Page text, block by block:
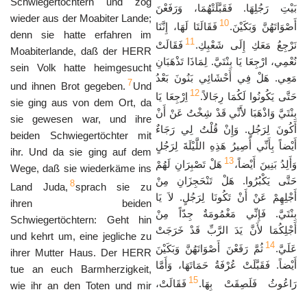
wieder aus der Moabiter Lande;
denn sie hatte erfahren im
Moabiterlande, daß der HERR
sein Volk hatte heimgesucht
und ihnen Brot gegeben. 7Und
sie ging aus von dem Ort, da
sie gewesen war, und ihre
beiden Schwiegertöchter mit
ihr. Und da sie ging auf dem
Wege, daß sie wiederkäme ins
Land Juda, 8sprach sie zu
ihren beiden
Schwiegertöchtern: Geht hin
und kehrt um, eine jegliche zu
ihrer Mutter Haus. Der HERR
tue an euch Barmherzigkeit,
wie ihr an den Toten und mir
بَيْتِ رَجُلِهَا. فَقَبَّلَتْهُمَا، وَرَفَعْنَ
أَصْوَاتَهُنَّ وَبَكَيْنَ.10 فَقَالَتَا لَهَا، إِنَّنَا
نَرْجِعُ مَعَكِ إِلَى شَعْبِكِ.11 فَقَالَتْ
نُعْمِي، ارْجِعَا يَا بِنْتَيَّ. لِمَاذَا تَذْهَبَانِ
مَعِي. هَلْ فِي أَحْشَائِي بَنُونَ بَعْدُ
حَتَّى يَكُونُوا لَكُمَا رِجَالاً.12 اِرْجِعَا يَا
بِنْتَيَّ وَاذْهَبَا لأَنِّي قَدْ شِخْتُ عَنْ أَنْ
أَكُونَ لِرَجُلٍ. وَإِنْ قُلْتُ لِي رَجَاءٌ
أَيْضاً بِأَنِّي أَصِيرُ هَذِهِ اللَّيْلَةَ لِرَجُلٍ
وَأَلِدُ بَنِينَ أَيْضاً،13 هَلْ تَصْبِرَانِ لَهُمْ
حَتَّى يَكْبُرُوا. هَلْ تَنْحَجِزَانِ مِنْ
أَجْلِهِمْ عَنْ أَنْ تَكُونَا لِرَجُلٍ. لاَ يَا
بِنْتَيَّ. فَإِنِّي مَغْمُومَةٌ جِدّاً مِنْ
أَجْلِكُمَا لأَنَّ يَدَ الرَّبِّ قَدْ خَرَجَتْ
عَلَيَّ.14 ثُمَّ رَفَعْنَ أَصْوَاتَهُنَّ وَبَكَيْنَ
أَيْضاً. فَقَبَّلَتْ عُرْفَةُ حَمَاتَهَا، وَأَمَّا
رَاعُوثُ فَلَصِقَتْ بِهَا.15 فَقَالَتْ،